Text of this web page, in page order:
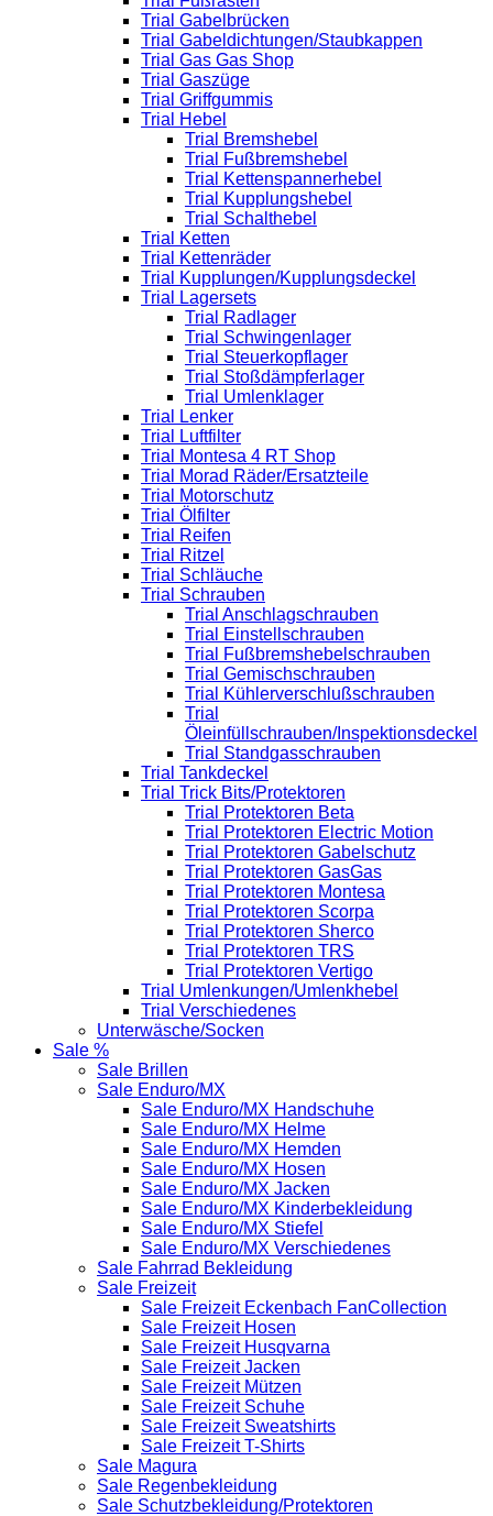
Trial Gabelbrücken
Trial Gabeldichtungen/Staubkappen
Trial Gas Gas Shop
Trial Gaszüge
Trial Griffgummis
Trial Hebel
Trial Bremshebel
Trial Fußbremshebel
Trial Kettenspannerhebel
Trial Kupplungshebel
Trial Schalthebel
Trial Ketten
Trial Kettenräder
Trial Kupplungen/Kupplungsdeckel
Trial Lagersets
Trial Radlager
Trial Schwingenlager
Trial Steuerkopflager
Trial Stoßdämpferlager
Trial Umlenklager
Trial Lenker
Trial Luftfilter
Trial Montesa 4 RT Shop
Trial Morad Räder/Ersatzteile
Trial Motorschutz
Trial Ölfilter
Trial Reifen
Trial Ritzel
Trial Schläuche
Trial Schrauben
Trial Anschlagschrauben
Trial Einstellschrauben
Trial Fußbremshebelschrauben
Trial Gemischschrauben
Trial Kühlerverschlußschrauben
Trial
Öleinfüllschrauben/Inspektionsdeckel
Trial Standgasschrauben
Trial Tankdeckel
Trial Trick Bits/Protektoren
Trial Protektoren Beta
Trial Protektoren Electric Motion
Trial Protektoren Gabelschutz
Trial Protektoren GasGas
Trial Protektoren Montesa
Trial Protektoren Scorpa
Trial Protektoren Sherco
Trial Protektoren TRS
Trial Protektoren Vertigo
Trial Umlenkungen/Umlenkhebel
Trial Verschiedenes
Unterwäsche/Socken
Sale %
Sale Brillen
Sale Enduro/MX
Sale Enduro/MX Handschuhe
Sale Enduro/MX Helme
Sale Enduro/MX Hemden
Sale Enduro/MX Hosen
Sale Enduro/MX Jacken
Sale Enduro/MX Kinderbekleidung
Sale Enduro/MX Stiefel
Sale Enduro/MX Verschiedenes
Sale Fahrrad Bekleidung
Sale Freizeit
Sale Freizeit Eckenbach FanCollection
Sale Freizeit Hosen
Sale Freizeit Husqvarna
Sale Freizeit Jacken
Sale Freizeit Mützen
Sale Freizeit Schuhe
Sale Freizeit Sweatshirts
Sale Freizeit T-Shirts
Sale Magura
Sale Regenbekleidung
Sale Schutzbekleidung/Protektoren